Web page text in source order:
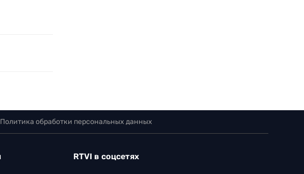
Политика обработки персональных данных
RTVI в соцсетях